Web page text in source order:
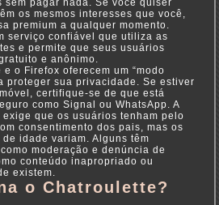
os mesmos interesses que você,
premium a qualquer momento.
serviço confiável que utiliza as
e permite que seus usuários
e anônimo.
o Firefox oferecem um “modo
proteger sua privacidade. Se estiver
certifique-se de que está
como Signal ou WhatsApp. A
que os usuários tenham pelo
consentimento dos pais, mas os
idade variam. Alguns têm
moderação e denúncia de
conteúdo inapropriado ou
existem.
o Chatroulette?